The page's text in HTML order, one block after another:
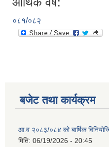
०८१/०८२
बजेट तथा कार्यक्रम
आ.व २०८३/०८४ को बार्षिक
मिति: 06/19/2026 - 20:45